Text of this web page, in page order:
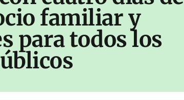
familiar y
para todos los